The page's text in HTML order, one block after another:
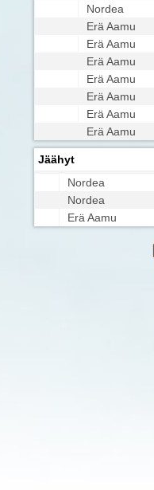
Nordea
Erä Aamu
Erä Aamu
Erä Aamu
Erä Aamu
Erä Aamu
Erä Aamu
Erä Aamu
Jäähyt
Nordea
Nordea
Erä Aamu